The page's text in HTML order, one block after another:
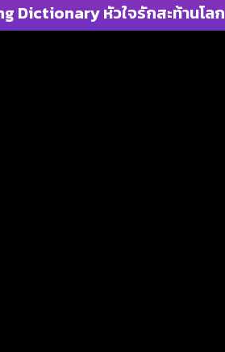
Dictionary หัวใจรักสะท้านโลก